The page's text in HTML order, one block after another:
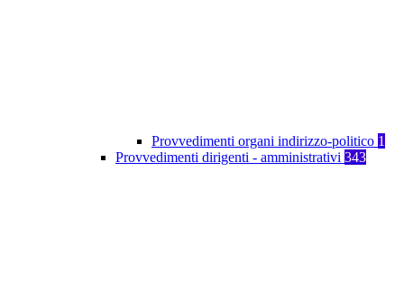
Provvedimenti organi indirizzo-politico 1
Provvedimenti dirigenti - amministrativi 343